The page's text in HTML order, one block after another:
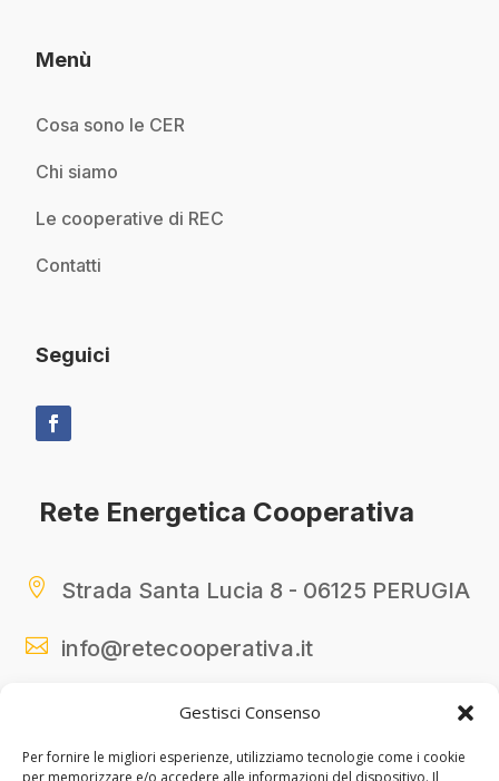
Gestisci Consenso
Per fornire le migliori esperienze, utilizziamo tecnologie come i cookie
per memorizzare e/o accedere alle informazioni del dispositivo. Il
Menù
Cosa sono le CER
Chi siamo
Le cooperative di REC
Contatti
Seguici
Rete Energetica Cooperativa
 Strada Santa Lucia 8 - 06125 PERUGIA
 info@retecooperativa.it
345 03 89 700